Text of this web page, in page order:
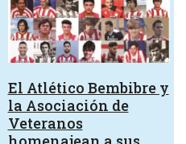
El Atlético Bembibre y
la Asociación de
Veteranos